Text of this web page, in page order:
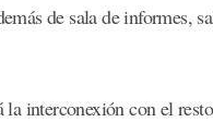
de sala de informes,
interconexión con el